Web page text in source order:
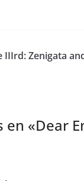
IIIrd: Zenigata
en «Dear